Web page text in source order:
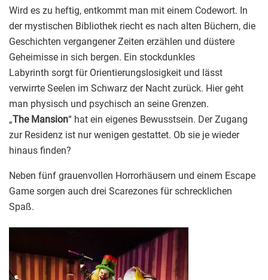
Wird es zu heftig, entkommt man mit einem Codewort. In
der mystischen Bibliothek riecht es nach alten Büchern, die
Geschichten vergangener Zeiten erzählen und düstere
Geheimisse in sich bergen. Ein stockdunkles
Labyrinth sorgt für Orientierungslosigkeit und lässt
verwirrte Seelen im Schwarz der Nacht zurück. Hier geht
man physisch und psychisch an seine Grenzen.
„The Mansion“ hat ein eigenes Bewusstsein. Der Zugang
zur Residenz ist nur wenigen gestattet. Ob sie je wieder
hinaus finden?
Neben fünf grauenvollen Horrorhäusern und einem Escape
Game sorgen auch drei Scarezones für schrecklichen
Spaß.